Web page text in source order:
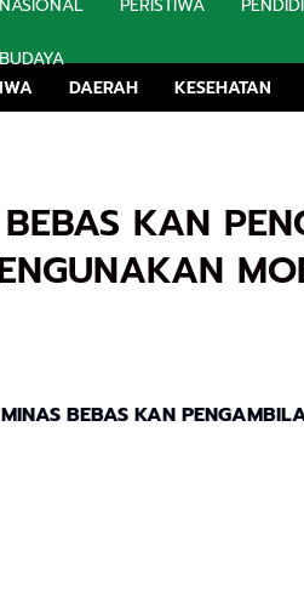
DAERAH KESEHATAN
KAN
BEBAS KAN